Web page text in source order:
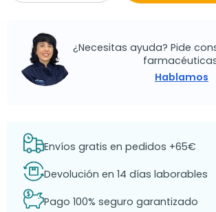
¿Necesitas ayuda? Pide
Hablamos
Envíos gratis en pedidos +65€
Devolución en 14 días laborables
Pago 100% seguro garantizado